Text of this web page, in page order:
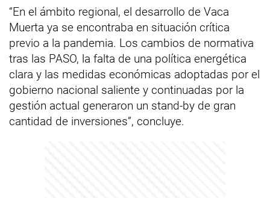
“En el ámbito regional, el desarrollo de Vaca
Muerta ya se encontraba en situación crítica
previo a la pandemia. Los cambios de normativa
tras las PASO, la falta de una política energética
clara y las medidas económicas adoptadas por el
gobierno nacional saliente y continuadas por la
gestión actual generaron un stand-by de gran
cantidad de inversiones”, concluye.